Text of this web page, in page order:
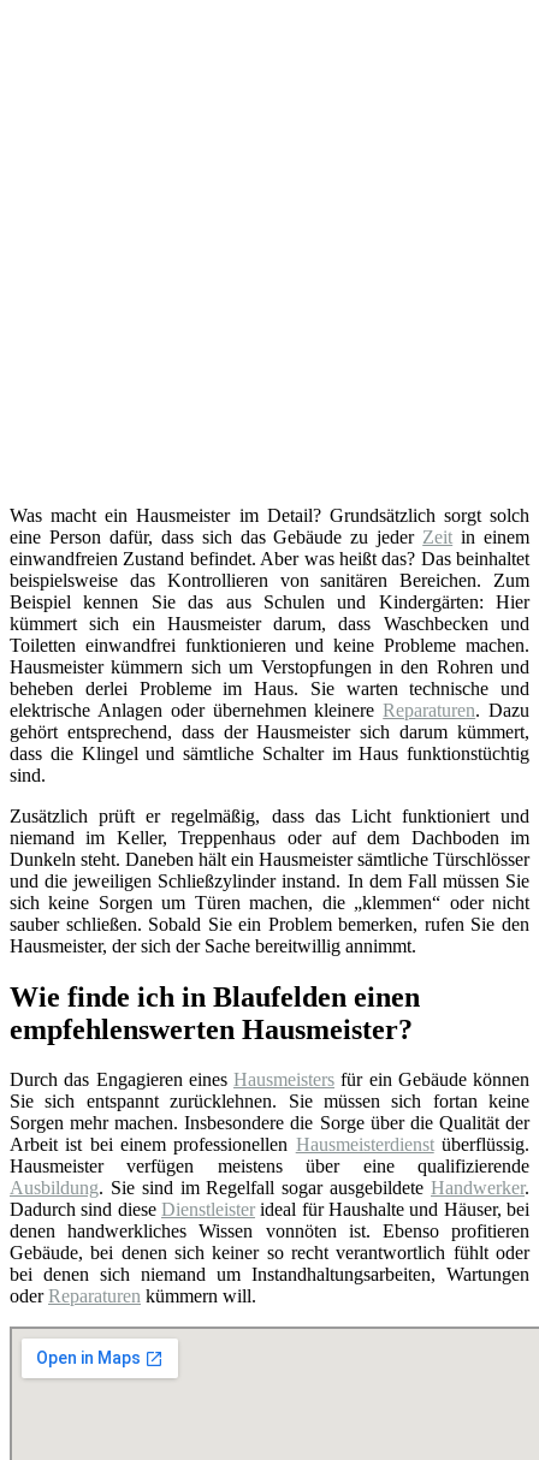
Was macht ein Hausmeister im Detail? Grundsätzlich sorgt solch
eine Person dafür, dass sich das Gebäude zu jeder Zeit in einem
einwandfreien Zustand befindet. Aber was heißt das? Das beinhaltet
beispielsweise das Kontrollieren von sanitären Bereichen. Zum
Beispiel kennen Sie das aus Schulen und Kindergärten: Hier
kümmert sich ein Hausmeister darum, dass Waschbecken und
Toiletten einwandfrei funktionieren und keine Probleme machen.
Hausmeister kümmern sich um Verstopfungen in den Rohren und
beheben derlei Probleme im Haus. Sie warten technische und
elektrische Anlagen oder übernehmen kleinereReparaturen. Dazu
gehört entsprechend, dass der Hausmeister sich darum kümmert,
dass die Klingel und sämtliche Schalter im Haus funktionstüchtig
sind.
Zusätzlich prüft er regelmäßig, dass das Licht funktioniert und
niemand im Keller, Treppenhaus oder auf dem Dachboden im
Dunkeln steht. Daneben hält ein Hausmeister sämtliche Türschlösser
und die jeweiligen Schließzylinder instand. In dem Fall müssen Sie
sich keine Sorgen um Türen machen, die „klemmen“ oder nicht
sauber schließen. Sobald Sie ein Problem bemerken, rufen Sie den
Hausmeister, der sich der Sache bereitwillig annimmt.
Wie finde ich in Blaufelden einen
empfehlenswerten Hausmeister?
Durch das Engagieren eines Hausmeisters für ein Gebäude können
Sie sich entspannt zurücklehnen. Sie müssen sich fortan keine
Sorgen mehr machen. Insbesondere die Sorge über die Qualität der
Arbeit ist bei einem professionellen Hausmeisterdienstüberflüssig.
Hausmeister verfügen meistens über eine qualifizierende
Ausbildung. Sie sind im Regelfall sogar ausgebildete Handwerker.
Dadurch sind diese Dienstleister ideal für Haushalte und Häuser, bei
denen handwerkliches Wissen vonnöten ist. Ebenso profitieren
Gebäude, bei denen sich keiner so recht verantwortlich fühlt oder
bei denen sich niemand um Instandhaltungsarbeiten, Wartungen
oderReparaturen kümmern will.